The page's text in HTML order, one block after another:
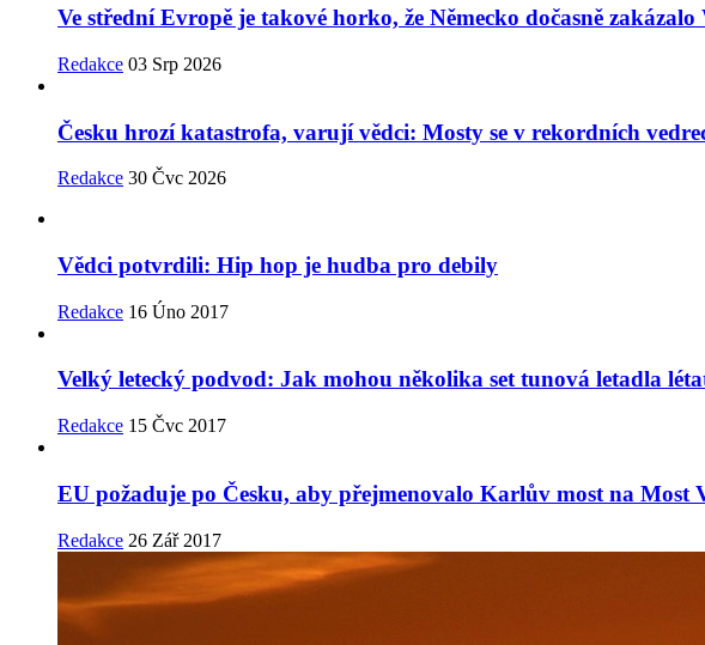
Ve střední Evropě je takové horko, že Německo dočasně
Redakce 03 Srp 2026
Česku hrozí katastrofa, varují vědci: Mosty se v rekordních
Redakce 30 Čvc 2026
Vědci potvrdili: Hip hop je hudba pro debily
Redakce 16 Úno 2017
Velký letecký podvod: Jak mohou několika set tunová letadla
Redakce 15 Čvc 2017
EU požaduje po Česku, aby přejmenovalo Karlův most na Most
Redakce 26 Zář 2017